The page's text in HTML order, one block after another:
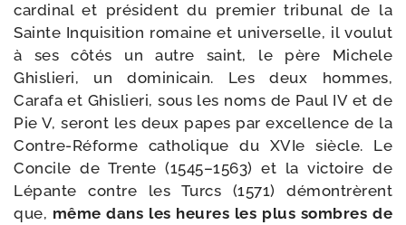
car­di­nal et pré­sident du pre­mier tri­bu­nal de la
Sainte Inquisition romaine et uni­ver­selle, il vou­lut
à ses côtés un autre saint, le père Michele
Ghislieri, un domi­ni­cain. Les deux hommes,
Carafa et Ghislieri, sous les noms de Paul IV et de
Pie V, seront les deux papes par excel­lence de la
Contre-​Réforme catho­lique du XVIe siècle. Le
Concile de Trente (1545–1563) et la vic­toire de
Lépante contre les Turcs (1571) démon­trèrent
que, même dans les heures les plus sombres de